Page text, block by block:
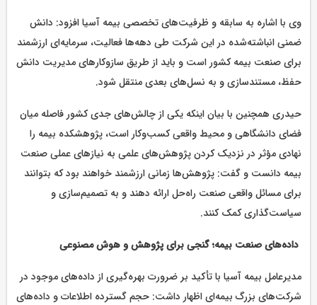
وی با اشاره به سابقه و ظرفیت‌های تخصصی بیمه آسیا افزود: دانش
ضمنی انباشته‌شده در این شرکت طی دهه‌ها فعالیت، سرمایه‌ای ارزشمند
برای صنعت بیمه کشور است و باید از طریق سازوکارهای مدیریت دانش
حفظ، مستندسازی و به نسل‌های بعدی منتقل شود.
حیدری همچنین با بیان اینکه یکی از چالش‌های جدی کشور فاصله میان
فضای دانشگاهی و محیط واقعی کسب‌وکار است، پژوهشکده بیمه را
نهادی مؤثر در نزدیک کردن پژوهش‌های علمی به نیازهای عملی صنعت
بیمه دانست و گفت: پژوهش‌ها زمانی ارزشمند خواهند بود که بتوانند
برای مسائل واقعی صنعت راه‌حل ارائه دهند و به تصمیم‌سازی و
سیاست‌گذاری کمک کنند.
داده‌های صنعت بیمه؛ گنجی برای پژوهش و هوش مصنوعی
مدیرعامل بیمه آسیا با تأکید بر ضرورت بهره‌گیری از داده‌های موجود در
شرکت‌های بزرگ بیمه‌ای اظهار داشت: حجم گسترده اطلاعات و داده‌های